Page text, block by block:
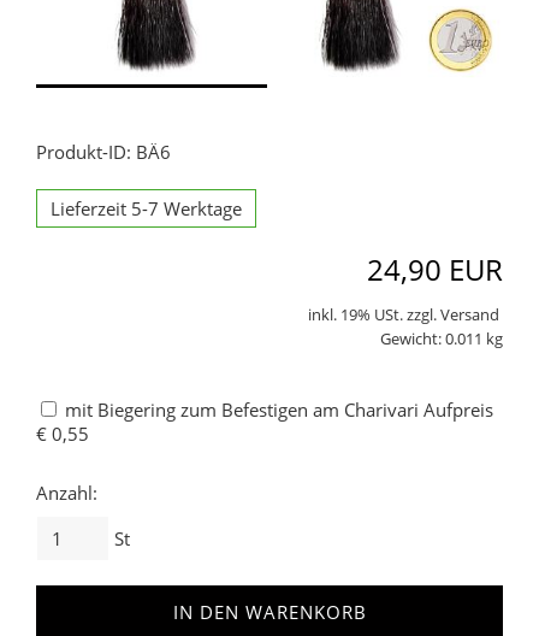
Produkt-ID: BÄ6
Lieferzeit 5-7 Werktage
24,90 EUR
inkl. 19% USt. zzgl. Versand
Gewicht: 0.011 kg
mit Biegering zum Befestigen am Charivari Aufpreis
€ 0,55
Anzahl:
St
IN DEN WARENKORB